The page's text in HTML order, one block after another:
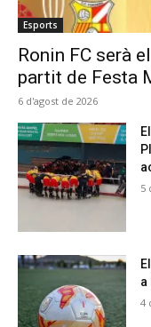
Esports
Ronin FC serà
partit de Festa
6 d'agost de 2026
5
a
4